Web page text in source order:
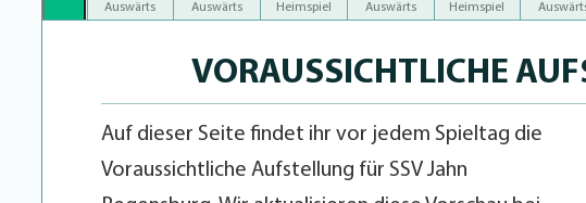
Auswärts
Auswärts
Heimspiel
Auswärts
Heimspiel
VORAUSSICHTLICHE
Auf dieser Seite findet ihr vor jedem Spieltag die
Voraussichtliche Aufstellung für SSV Jahn